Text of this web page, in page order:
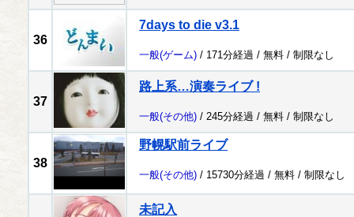
36
7days to die v3.1
一般(ゲーム) / 171分経過 / 無料 / 制限なし
37
路上系…演奏ライブ !
一般(その他) / 245分経過 / 無料 / 制限なし
38
野幌駅前ライブ
一般(その他) / 15730分経過 / 無料 / 制限なし
未記入